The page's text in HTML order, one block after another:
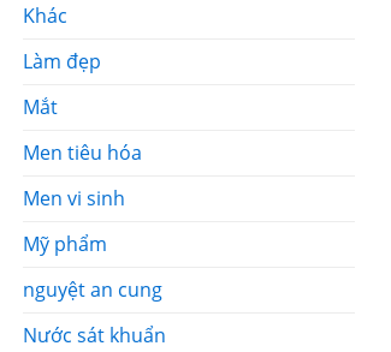
Khác
Làm đẹp
Mắt
Men tiêu hóa
Men vi sinh
Mỹ phẩm
nguyệt an cung
Nước sát khuẩn
BẤM GỌI ĐẶT HÀNG